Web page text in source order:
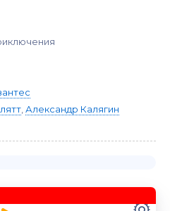
Александр Калягин